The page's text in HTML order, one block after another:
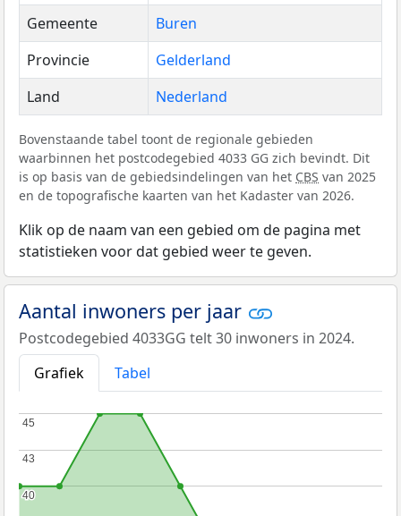
Gemeente
Buren
Provincie
Gelderland
Land
Nederland
Bovenstaande tabel toont de regionale gebieden
waarbinnen het postcodegebied 4033 GG zich bevindt. Dit
is op basis van de gebiedsindelingen van het CBS van 2025
en de topografische kaarten van het Kadaster van 2026.
Klik op de naam van een gebied om de pagina met
statistieken voor dat gebied weer te geven.
Aantal inwoners per jaar
Postcodegebied 4033GG telt 30 inwoners in 2024.
Grafiek
Tabel
40
40
43
43
45
45